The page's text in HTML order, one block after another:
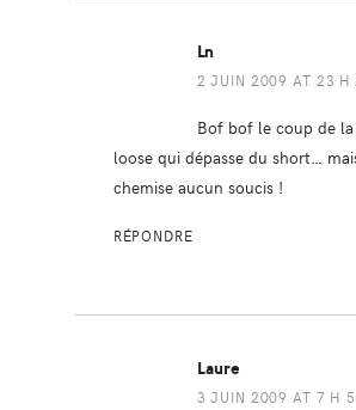
Ln
2 JUIN 2009 AT 23 H
Bof bof le coup de
loose qui dépasse du short…
chemise aucun soucis !
RÉPONDRE
Laure
3 JUIN 2009 AT 7 H